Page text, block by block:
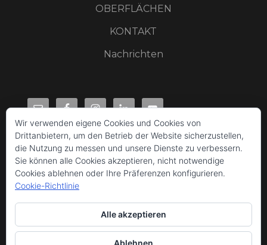
OBERFLÄCHEN
KONTAKT
Nachrichten
Wir verwenden eigene Cookies und Cookies von
Drittanbietern, um den Betrieb der Website sicherzustellen,
die Nutzung zu messen und unsere Dienste zu verbessern.
Sie können alle Cookies akzeptieren, nicht notwendige
Cookies ablehnen oder Ihre Präferenzen konfigurieren.
Cookie-Richtlinie
Alle akzeptieren
Ablehnen